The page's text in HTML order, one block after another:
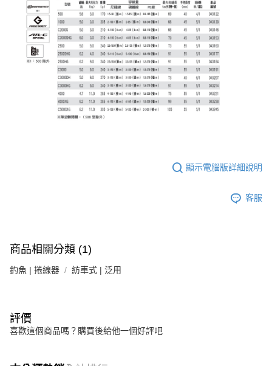
顯示電腦版詳細說明
客服
商品相關分類 (1)
釣魚 | 捲線器 紡車式 | 泛用
評價
喜歡這個商品嗎？購買後給他一個好評吧